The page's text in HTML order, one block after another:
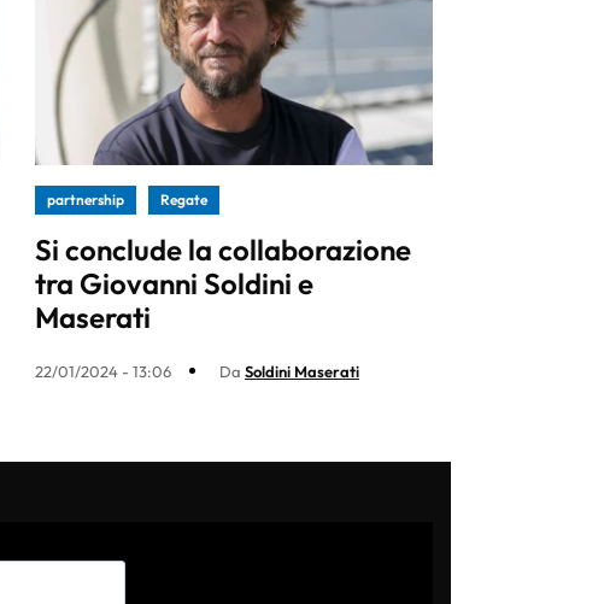
partnership Regate
Si conclude la collaborazione
tra Giovanni Soldini e
Maserati
22/01/2024 - 13:06 Da Soldini Maserati